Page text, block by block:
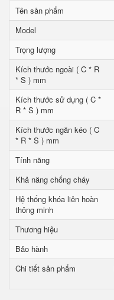
Tên sản phẩm
Model
Trọng lượng
Kích thước ngoài ( C * R
* S ) mm
Kích thước sử dụng ( C *
R * S ) mm
Kích thước ngăn kéo ( C
* R * S ) mm
Tính năng
Khả năng chống cháy
Hệ thống khóa liên hoàn
thông minh
Thương hiệu
Bảo hành
Chi tiết sản phẩm